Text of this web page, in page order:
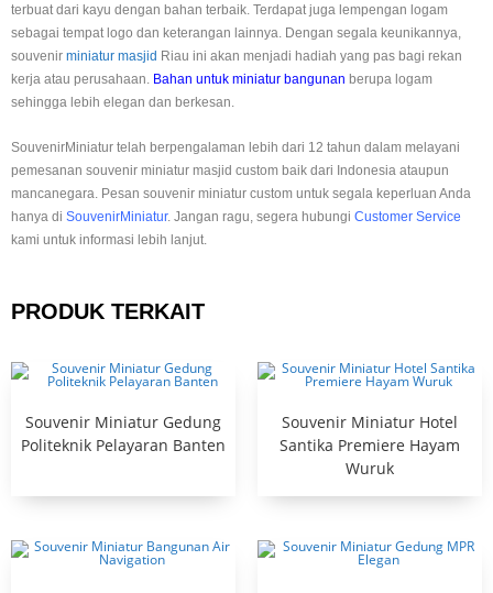
terbuat dari kayu dengan bahan terbaik. Terdapat juga lempengan logam
sebagai tempat logo dan keterangan lainnya. Dengan segala keunikannya,
souvenir miniatur masjid Riau ini akan menjadi hadiah yang pas bagi rekan
kerja atau perusahaan. Bahan untuk miniatur bangunan berupa logam
sehingga lebih elegan dan berkesan.
SouvenirMiniatur telah berpengalaman lebih dari 12 tahun dalam melayani
pemesanan souvenir miniatur masjid custom baik dari Indonesia ataupun
mancanegara. Pesan souvenir miniatur custom untuk segala keperluan Anda
hanya di SouvenirMiniatur. Jangan ragu, segera hubungi Customer Service
kami untuk informasi lebih lanjut.
PRODUK TERKAIT
Souvenir Miniatur Gedung
Politeknik Pelayaran Banten
Souvenir Miniatur Hotel
Santika Premiere Hayam
Wuruk